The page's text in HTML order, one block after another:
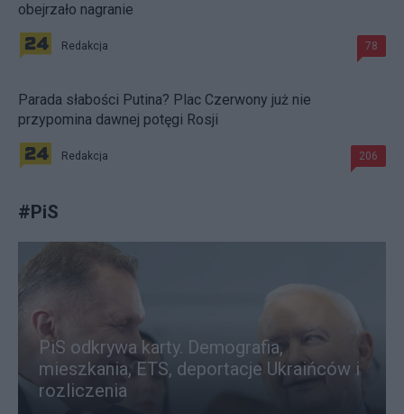
obejrzało nagranie
Redakcja 78
Parada słabości Putina? Plac Czerwony już nie
przypomina dawnej potęgi Rosji
Redakcja 206
#PiS
PiS odkrywa karty. Demografia,
mieszkania, ETS, deportacje Ukraińców i
rozliczenia